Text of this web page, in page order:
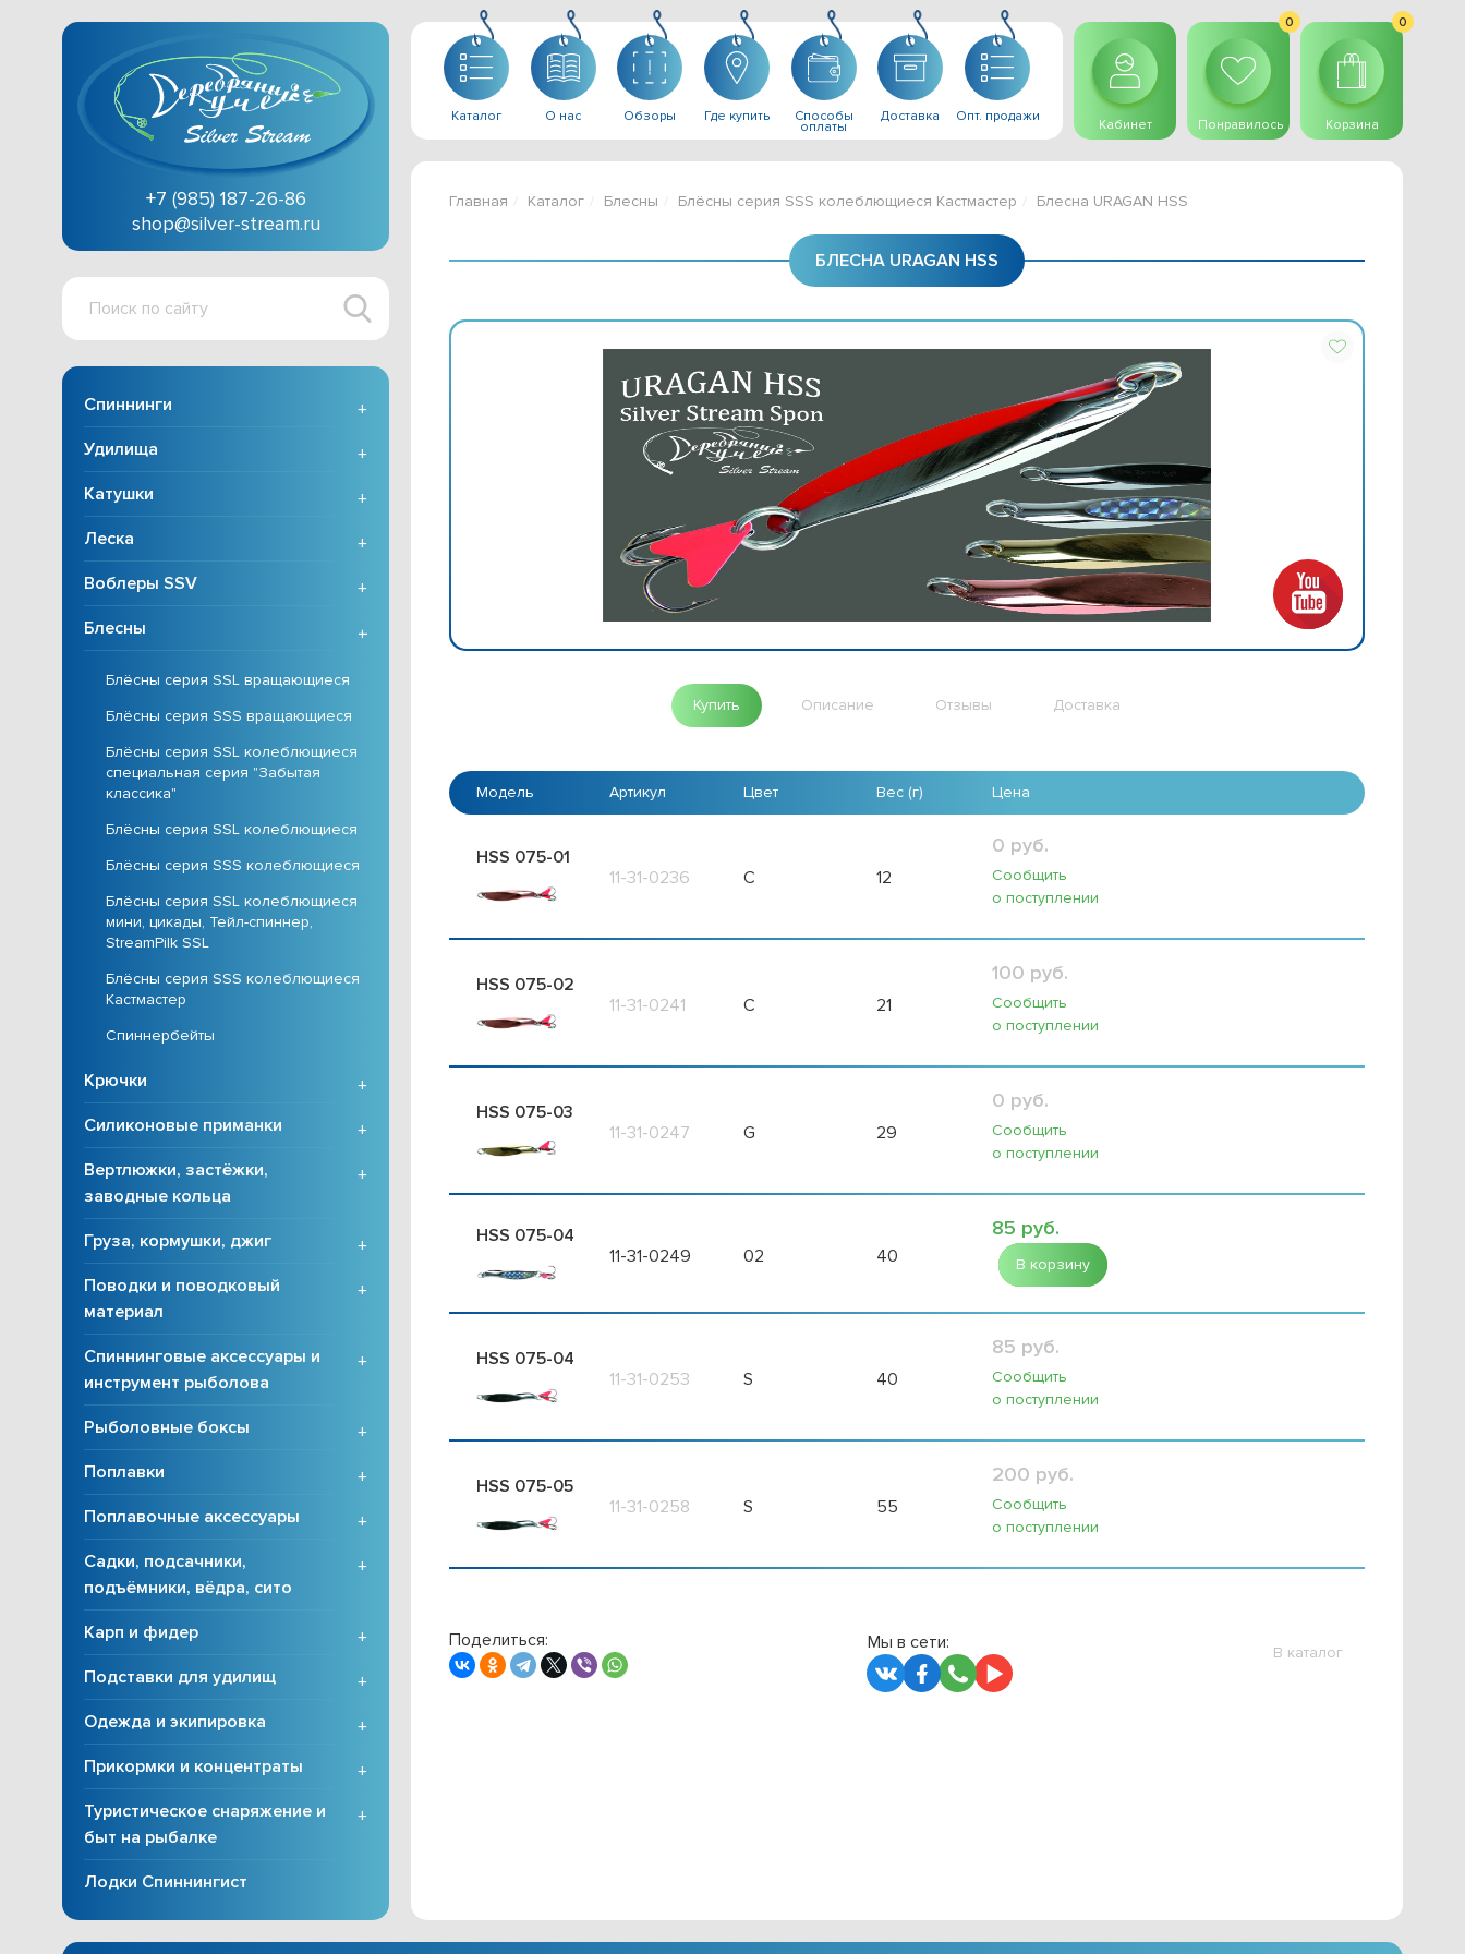
+7 (985) 187-26-86
shop@silver-stream.ru
Поиск
сайту
Спиннинги
+
Удилища
+
Катушки
+
Леска
+
Воблеры SSV
+
Блесны
+
Блёсны серия SSL вращающиеся
Блёсны серия SSS вращающиеся
Блёсны серия SSL колеблющиеся
специальная серия "Забытая
классика"
Блёсны серия SSL колеблющиеся
Блёсны серия SSS колеблющиеся
Блёсны серия SSL колеблющиеся
мини, цикады, Тейл-спиннер,
StreamPilk SSL
Блёсны серия SSS колеблющиеся
Кастмастер
Спиннербейты
Крючки
+
Силиконовые приманки
+
Вертлюжки, застёжки,
заводные кольца
+
Груза, кормушки, джиг
+
Поводки и поводковый
материал
+
Спиннинговые аксессуары и
инструмент рыболова
+
Рыболовные боксы
+
Поплавки
+
Поплавочные аксессуары
+
Садки, подсачники,
подъёмники, вёдра, сито
+
Карп и фидер
+
Подставки для удилищ
+
Одежда и экипировка
+
Прикормки и концентраты
+
Туристическое снаряжение и
быт на рыбалке
+
Лодки Спиннингист
Каталог О нас Обзоры Где купить Способы
оплаты
Доставка Опт. продажи
Кабинет Понравилось
0
Корзина
0
Главная Каталог Блесны Блёсны серия SSS колеблющиеся Кастмастер Блесна URAGAN HSS
БЛЕСНА URAGAN HSS
Купить Описание Отзывы Доставка
Модель Артикул Цвет Вес (г) Цена
HSS 075-01
11-31-0236
C 12
0 руб.
Сообщить
о поступлении
HSS 075-02
11-31-0241
C 21
100 руб.
Сообщить
о поступлении
HSS 075-03
11-31-0247
G 29
0 руб.
Сообщить
о поступлении
HSS 075-04
11-31-0249
02 40
85 руб.
В корзину
HSS 075-04
11-31-0253
S 40
85 руб.
Сообщить
о поступлении
HSS 075-05
11-31-0258
S 55
200 руб.
Сообщить
о поступлении
Поделиться: Мы в сети: В каталог